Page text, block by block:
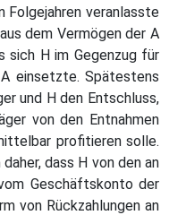
veranlasste
dem Vermögen der A
sich H im Gegenzug für
einsetzte. Spätestens
und H den Entschluss,
von den Entnahmen
profitieren solle.
dass H von den an
Geschäftskonto der
von Rückzahlungen an